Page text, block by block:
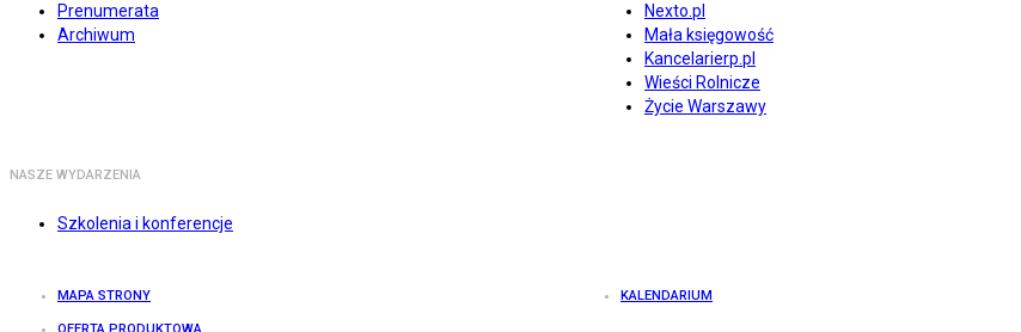
Prenumerata
Archiwum
Nexto.pl
Mała księgowość
Kancelarierp.pl
Wieści Rolnicze
Życie Warszawy
NASZE WYDARZENIA
Szkolenia i konferencje
MAPA STRONY KALENDARIUM